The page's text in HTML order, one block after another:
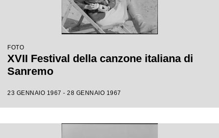
FOTO
XVII Festival della canzone italiana di
Sanremo
23 GENNAIO 1967 - 28 GENNAIO 1967